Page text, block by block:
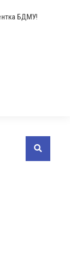
БДМУ!